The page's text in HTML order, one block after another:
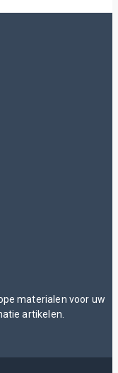
materialen voor uw
artikelen.